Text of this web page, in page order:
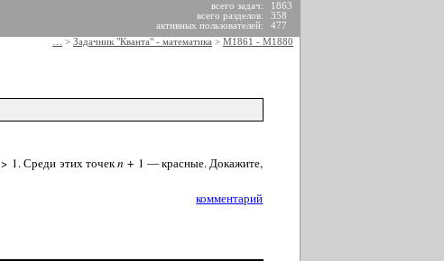
1863
358
477
всего задач:
всего разделов:
активных пользователей:
> Задачник "Кванта" - математика > М1861 - М1880
> 1. Среди этих точекn + 1 — красные. Докажите,
комментарий